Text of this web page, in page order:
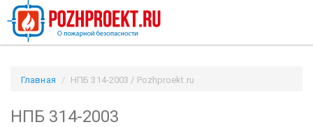
Главная НПБ 314-2003 / Pozhproekt.ru
НПБ 314-2003